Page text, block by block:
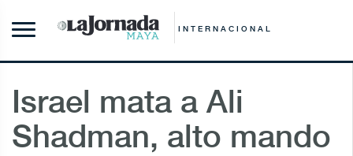
INTERNACIONAL
Israel mata a Ali
Shadman, alto mando